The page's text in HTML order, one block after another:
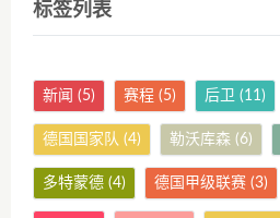
标签列表
新闻 (5) 赛程 (5) 后卫 (11)
德国国家队 (4) 勒沃库森 (6)
多特蒙德 (4) 德国甲级联赛 (3)